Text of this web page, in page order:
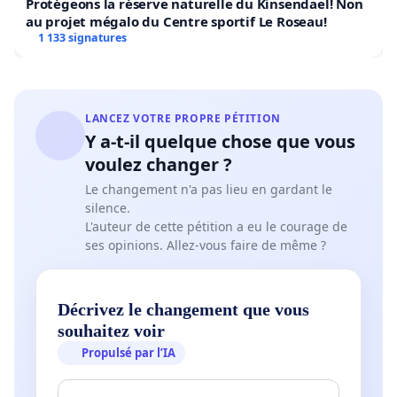
S’acquitter de son devoir de consultation, et
nous rencontrer collectivement pour nous
Accorder aux citoyens du quartier bordant le
parc Pie-X le droit de voter sur l’enjeu
important de l’avenir de leur quartier et de leur
parc, comme d’autres citoyens et citoyennes
l’ont fait dans d’autres quartiers.
PETITION TO PROTECT THE PIE-X
NEIGHBORHOOD
We, citizens of the neighborhood residing around
au projet mégalo du Centre sportif Le Roseau!
1 133 signatures
LANCEZ VOTRE PROPRE PÉTITION
Y a-t-il quelque chose que vous
voulez changer ?
Le changement n'a pas lieu en gardant le
silence.
L'auteur de cette pétition a eu le courage de
ses opinions. Allez-vous faire de même ?
Décrivez le changement que vous
souhaitez voir
Propulsé par l’IA